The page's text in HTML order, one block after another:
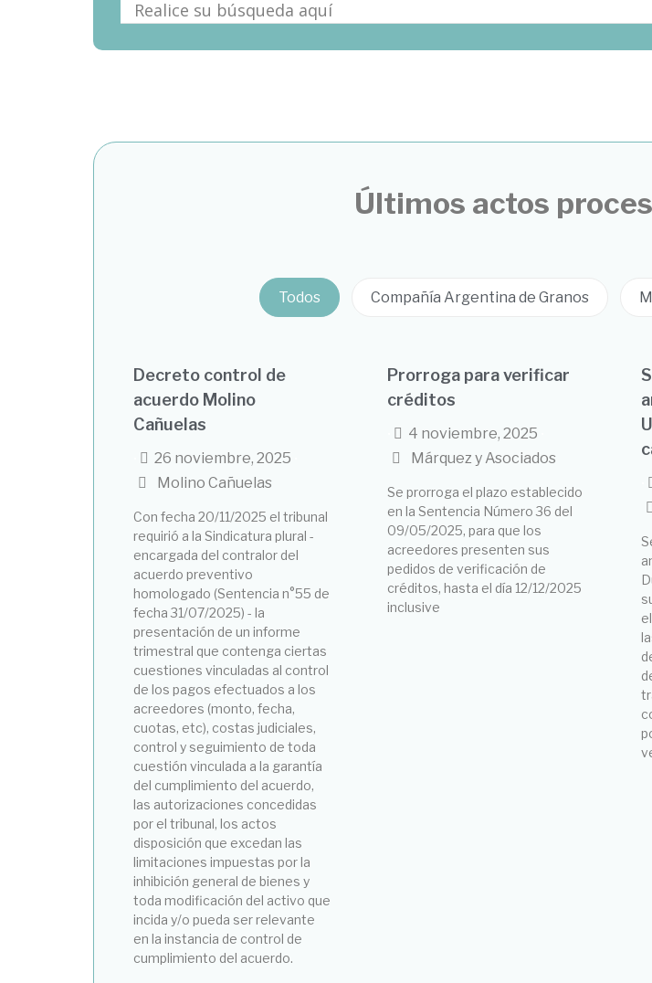
Últimos actos
Todos Compañía Argentina de Granos
Decreto control de
acuerdo Molino
Cañuelas
26 noviembre, 2025
Molino Cañuelas
Con fecha 20/11/2025 el tribunal
requirió a la Sindicatura plural -
encargada del contralor del
acuerdo preventivo
homologado (Sentencia n°55 de
fecha 31/07/2025) - la
presentación de un informe
trimestral que contenga ciertas
cuestiones vinculadas al control
de los pagos efectuados a los
acreedores (monto, fecha,
cuotas, etc), costas judiciales,
control y seguimiento de toda
cuestión vinculada a la garantía
del cumplimiento del acuerdo,
las autorizaciones concedidas
por el tribunal, los actos
disposición que excedan las
limitaciones impuestas por la
inhibición general de bienes y
toda modificación del activo que
incida y/o pueda ser relevante
en la instancia de control de
cumplimiento del acuerdo.
Prorroga para verificar
créditos
4 noviembre, 2025
Márquez y Asociados
Se prorroga el plazo establecido
en la Sentencia Número 36 del
09/05/2025, para que los
acreedores presenten sus
pedidos de verificación de
créditos, hasta el día 12/12/2025
inclusive